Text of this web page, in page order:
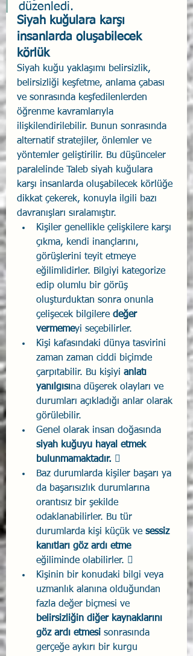
düzenledi.
Siyah kuğulara karşı
insanlarda oluşabilecek
körlük
Siyah kuğu yaklaşımı belirsizlik,
belirsizliği keşfetme, anlama çabası
ve sonrasında keşfedilenlerden
öğrenme kavramlarıyla
ilişkilendirilebilir. Bunun sonrasında
alternatif stratejiler, önlemler ve
yöntemler geliştirilir. Bu düşünceler
paralelinde Taleb siyah kuğulara
karşı insanlarda oluşabilecek körlüğe
dikkat çekerek, konuyla ilgili bazı
davranışları sıralamıştır.
Kişiler genellikle çelişkilere karşı
çıkma, kendi inançlarını,
görüşlerini teyit etmeye
eğilimlidirler. Bilgiyi kategorize
edip olumlu bir görüş
oluşturduktan sonra onunla
çelişecek bilgilere değer
vermemeyi seçebilirler.
Kişi kafasındaki dünya tasvirini
zaman zaman ciddi biçimde
çarpıtabilir. Bu kişiyi anlatı
yanılgısına düşerek olayları ve
durumları açıkladığı anlar olarak
görülebilir.
Genel olarak insan doğasında
siyah kuğuyu hayal etmek
bulunmamaktadır. 
Baz durumlarda kişiler başarı ya
da başarısızlık durumlarına
orantısız bir şekilde
odaklanabilirler. Bu tür
durumlarda kişi küçük ve sessiz
kanıtları göz ardı etme
eğiliminde olabilirler. 
Kişinin bir konudaki bilgi veya
uzmanlık alanına olduğundan
fazla değer biçmesi ve
belirsizliğin diğer kaynaklarını
göz ardı etmesi sonrasında
gerçeğe aykırı bir kurgu